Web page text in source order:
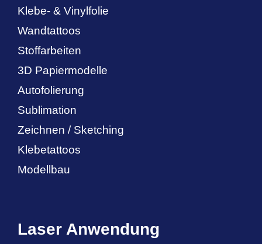
Klebe- & Vinylfolie
Wandtattoos
Stoffarbeiten
3D Papiermodelle
Autofolierung
Sublimation
Zeichnen / Sketching
Klebetattoos
Modellbau
Laser Anwendung